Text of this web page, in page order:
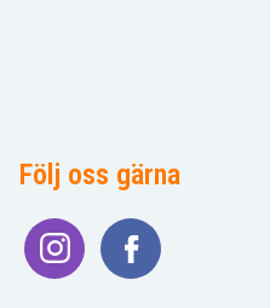
Följ oss gärna